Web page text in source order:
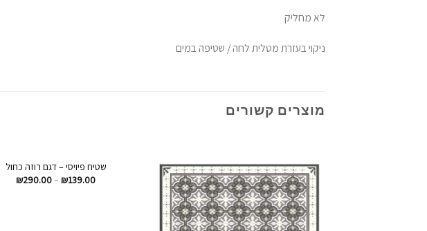
לא מחליק
ניקוי בעזרת מטלית לחה / שטיפה במים
מוצרים קשורים
הוסף
לרשימת
המשאלות
שטיח פיויסי – דגם רוזה כחול
₪139.00
–
₪290.00